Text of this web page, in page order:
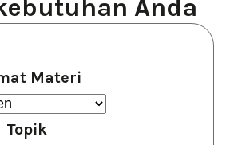
Anda
Materi
Topik